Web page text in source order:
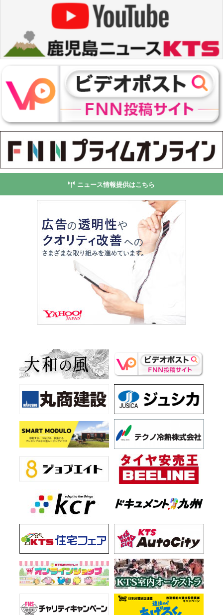
ニュース情報提供はこちら